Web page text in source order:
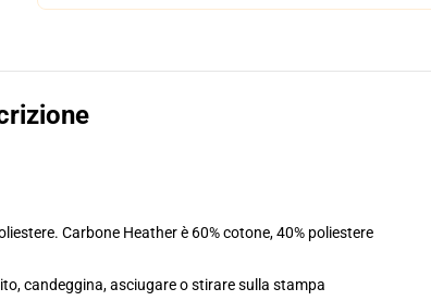
Carbone Heather è 60% cotone, 40% poliestere
candeggina, asciugare o stirare sulla stampa